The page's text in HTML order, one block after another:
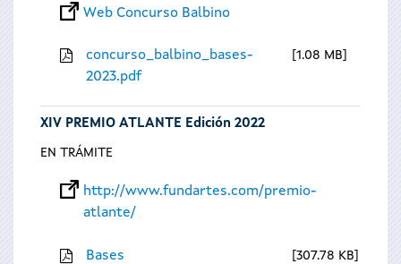
Web Concurso Balbino
concurso_balbino_bases-
2023.pdf
1.08 MB
XIV PREMIO ATLANTE Edición 2022
EN TRÁMITE
http://www.fundartes.com/premio-
atlante/
Bases
307.78 KB